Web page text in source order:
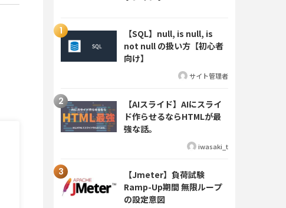
【SQL】null, is null, is
not null の扱い方【初心者
向け】
サイト管理者
【AIスライド】AIにスライ
ド作らせるならHTMLが最
強な話。
iwasaki_t
【Jmeter】負荷試験
Ramp-Up期間 無限ループ
の設定意図